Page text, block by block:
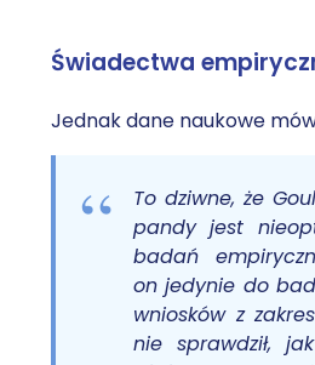
Świadectwa
Jednak dane naukowe
To dziwne, że
pandy jest
badań
on jedynie do
wniosków z
nie sprawdził,